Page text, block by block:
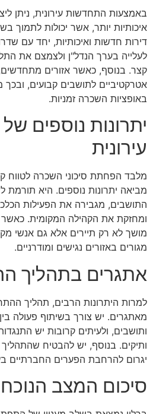
באמצעות התחדשות עירונית, ניתן
איכותיות יותר, אשר יכולות לתמוך
דירות חדשות ואיכותיות, יחד עם
לעלייה בערך הנדל"ן ולצמצם את
קצר. בנוסף, כאשר אזורים
אטרקטיביים לתושבים קבועים,
באופציות השכרה זמניות.
יתרונות נוספים
עירונית
מלבד הפחתת סיכוני השכרה לטווח
מביאה יתרונות נוספים. היא תורמת
התושבים, מגבירה את הפעילות
ומחזקת את הקהילה המקומית.
מושך לא רק תיירים אלא גם אנשי
מגורים באזורים נגישים ומודרניים.
אתגרים בתהליך
למרות היתרונות הרבים, תהליך
מאתגרים. יש צורך בשיתוף פעולה
ותושבים, ולעיתים קרובות יש
ותיקים. בנוסף, יש להבטיח
יגרום להרחבת הפערים החברתיים
סיכום המצב